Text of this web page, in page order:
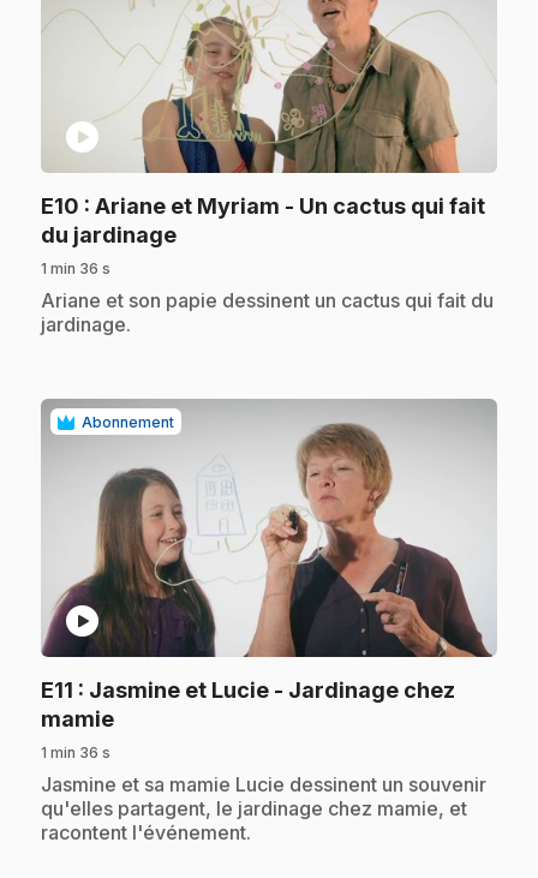
play_circle
E10 : Ariane et Myriam - Un cactus qui fait
du jardinage.
1 min 36 s
.Ariane et son papie dessinent un cactus qui fait du
jardinage.
Abonnement
play_circle
E11 : Jasmine et Lucie - Jardinage chez
mamie.
1 min 36 s
.Jasmine et sa mamie Lucie dessinent un souvenir
qu'elles partagent, le jardinage chez mamie, et
racontent l'événement.